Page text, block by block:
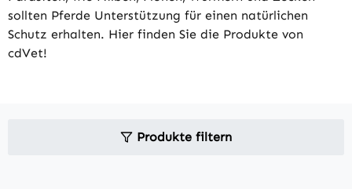
sollten Pferde Unterstützung für einen natürlichen
Schutz erhalten. Hier finden Sie die Produkte von
cdVet!
Produkte filtern